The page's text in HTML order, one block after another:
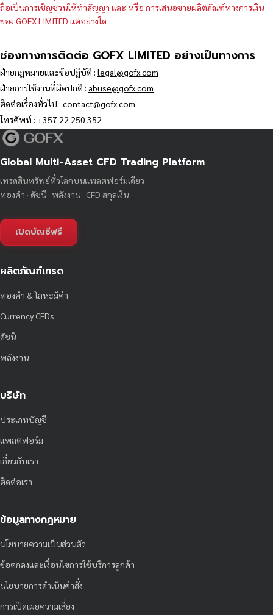
ถือเป็นการเชิญชวนให้ทำสัญญา และ หรือ การเสนอขายผลิตภัณฑ์ทางการเงิน
ของ GOFX LIMITED แต่อย่างใด
ช่องทางการติดต่อ GOFX LIMITED อย่างเป็นทางการ
ฝ่ายกฎหมายและข้อปฏิบัติ : legal@gofx.com
ฝ่ายการใช้งานที่ผิดปกติ : abuse@gofx.com
ติดต่อเรื่องทั่วไป : contact@gofx.com
โทรศัพท์ : +357 22 250 352
Global Multi-Asset CFD Trading Platform
เทรดสินทรัพย์ทั่วโลกบนแพลตฟอร์มเดียว
ทองคำ · ดัชนี · พลังงาน · CFD สกุลเงิน
เปิดบัญชีฟรี
ผลิตภัณฑ์เทรด
ทองคำ & โลหะมีค่า
Currency CFDs
ดัชนี
พลังงาน
บริษัท
ประเภทบัญชี
แพลตฟอร์ม
เกี่ยวกับเรา
ติดต่อเรา
ข้อมูลทางกฎหมาย
นโยบายความเป็นส่วนตัว
ข้อตกลงและเงื่อนไขการใช้บริการลูกค้า
นโยบายการดำเนินคำสั่ง
การเปิดเผยความเสี่ยง